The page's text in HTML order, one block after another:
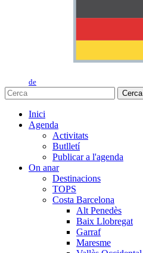
de
Cerca
Inici
Agenda
Activitats
Butlletí
Publicar a l'agenda
On anar
Destinacions
TOPS
Costa Barcelona
Alt Penedès
Baix Llobregat
Garraf
Maresme